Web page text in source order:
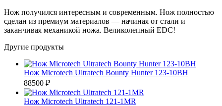
Нож получился интересным и современным. Нож полностью
сделан из премиум материалов — начиная от стали и
заканчивая механикой ножа. Великолепный EDC!
Другие продукты
Нож Microtech Ultratech Bounty Hunter 123-10BH
88500 ₽
Нож Microtech Ultratech 121-1MR